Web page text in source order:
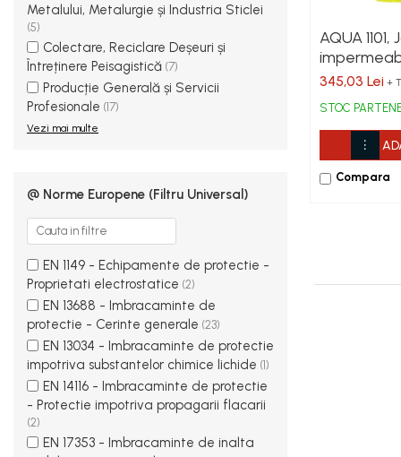
Ochelari de protecție
Măști și geamuri de sudură
Viziere
PROTECȚIE AUDITIVĂ
Antifoane externe
casca de protecție
Antifoane interne
Antifoane interne de unică folosință
Antifoane interne reutilizabile
Antifoane interne cu fir
PROTECȚIE RESPIRATORIE
Protecție respiratorie de unică
folosință
Măști integrale reutilizabile
Semi-măști reutilizabile
Filtre
Metalului, Metalurgie și Industria Sticlei
(5)
Colectare, Reciclare Deșeuri și
Întreținere Peisagistică (7)
Producție Generală și Servicii
Profesionale (17)
Vezi mai multe
@ Norme Europene (Filtru Universal)
EN 1149 - Echipamente de protectie -
Proprietati electrostatice (2)
EN 13688 - Imbracaminte de
protectie - Cerinte generale (23)
EN 13034 - Imbracaminte de protectie
impotriva substantelor chimice lichide (1)
EN 14116 - Imbracaminte de protectie
- Protectie impotriva propagarii flacarii
(2)
EN 17353 - Imbracaminte de inalta
AQUA
vizibilitate
dublu
345,03 Lei +
STOC
Compara